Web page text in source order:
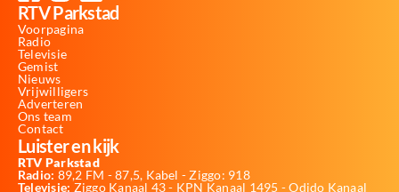
RTV Parkstad
Voorpagina
Radio
Televisie
Gemist
Nieuws
Vrijwilligers
Adverteren
Ons team
Contact
Luister en kijk
RTV Parkstad
Radio: 89,2 FM - 87,5, Kabel - Ziggo: 918
Televisie: Ziggo Kanaal 43 - KPN Kanaal 1495 - Odido Kanaal